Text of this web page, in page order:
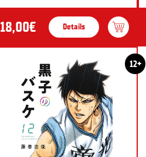
18,00€ Details
12+